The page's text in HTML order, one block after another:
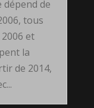
de
tous
et
la
de 2014,